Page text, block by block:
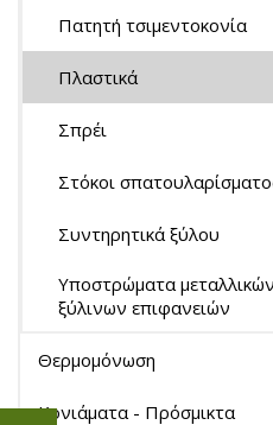
Πατητή τσιμεντοκονία
Πλαστικά
Σπρέι
Στόκοι
Συντηρητικά ξύλου
Υποστρώματα
ξύλινων επιφανειών
Θερμομόνωση
Κονιάματα - Πρόσμικτα